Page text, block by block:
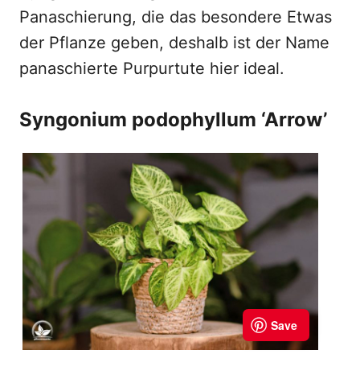
Panaschierung, die das besondere Etwas
der Pflanze geben, deshalb ist der Name
panaschierte Purpurtute hier ideal.
Syngonium podophyllum ‘Arrow’